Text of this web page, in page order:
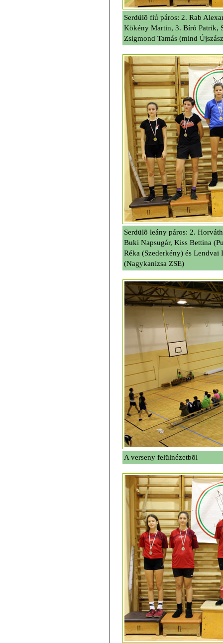
Serdülõ fiú páros: 2. Rab
Kökény Martin, 3. Bíró Patrik,
Zsigmond Tamás (mind
Serdülõ leány páros: 2.
Buki Napsugár, Kiss Bettina
Réka (Szederkény) és
(Nagykanizsa ZSE)
A verseny felülnézetbõl